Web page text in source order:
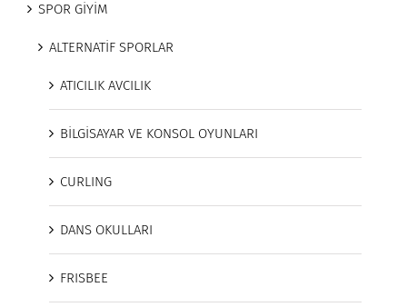
SPOR GİYİM
ALTERNATİF SPORLAR
ATICILIK AVCILIK
BİLGİSAYAR VE KONSOL OYUNLARI
CURLING
DANS OKULLARI
FRISBEE